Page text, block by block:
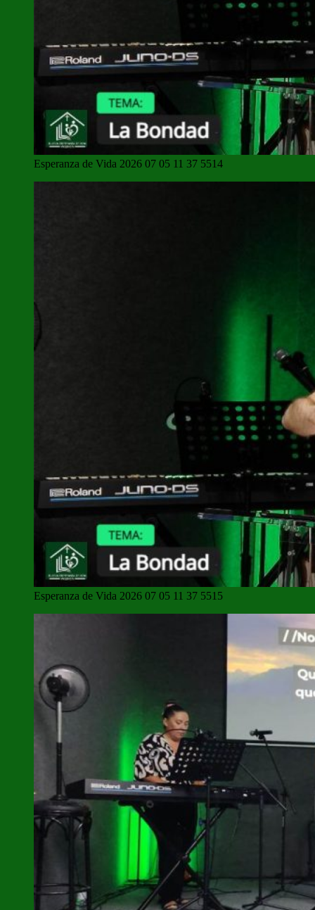
Esperanza de Vida 2026 07 05 11 37 5514
Esperanza de Vida 2026 07 05 11 37 5515